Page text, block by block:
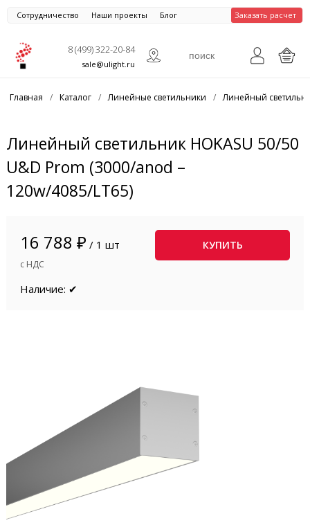
Сотрудничество Наши проекты Блог Заказать расчет
8 (499) 322-20-84
sale@ulight.ru
Главная / Каталог / Линейные светильники / Линейный
Линейный светильник HOKASU 50/50
U&D Prom (3000/anod –
120w/4085/LT65)
16 788 ₽ / 1 шт
с НДС
КУПИТЬ
Наличие: ✔